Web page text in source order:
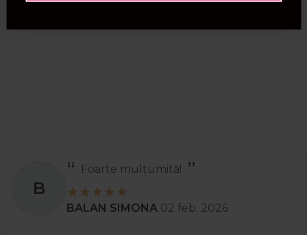
B
Foarte mulțumită!
BALAN SIMONA 02 feb. 2026